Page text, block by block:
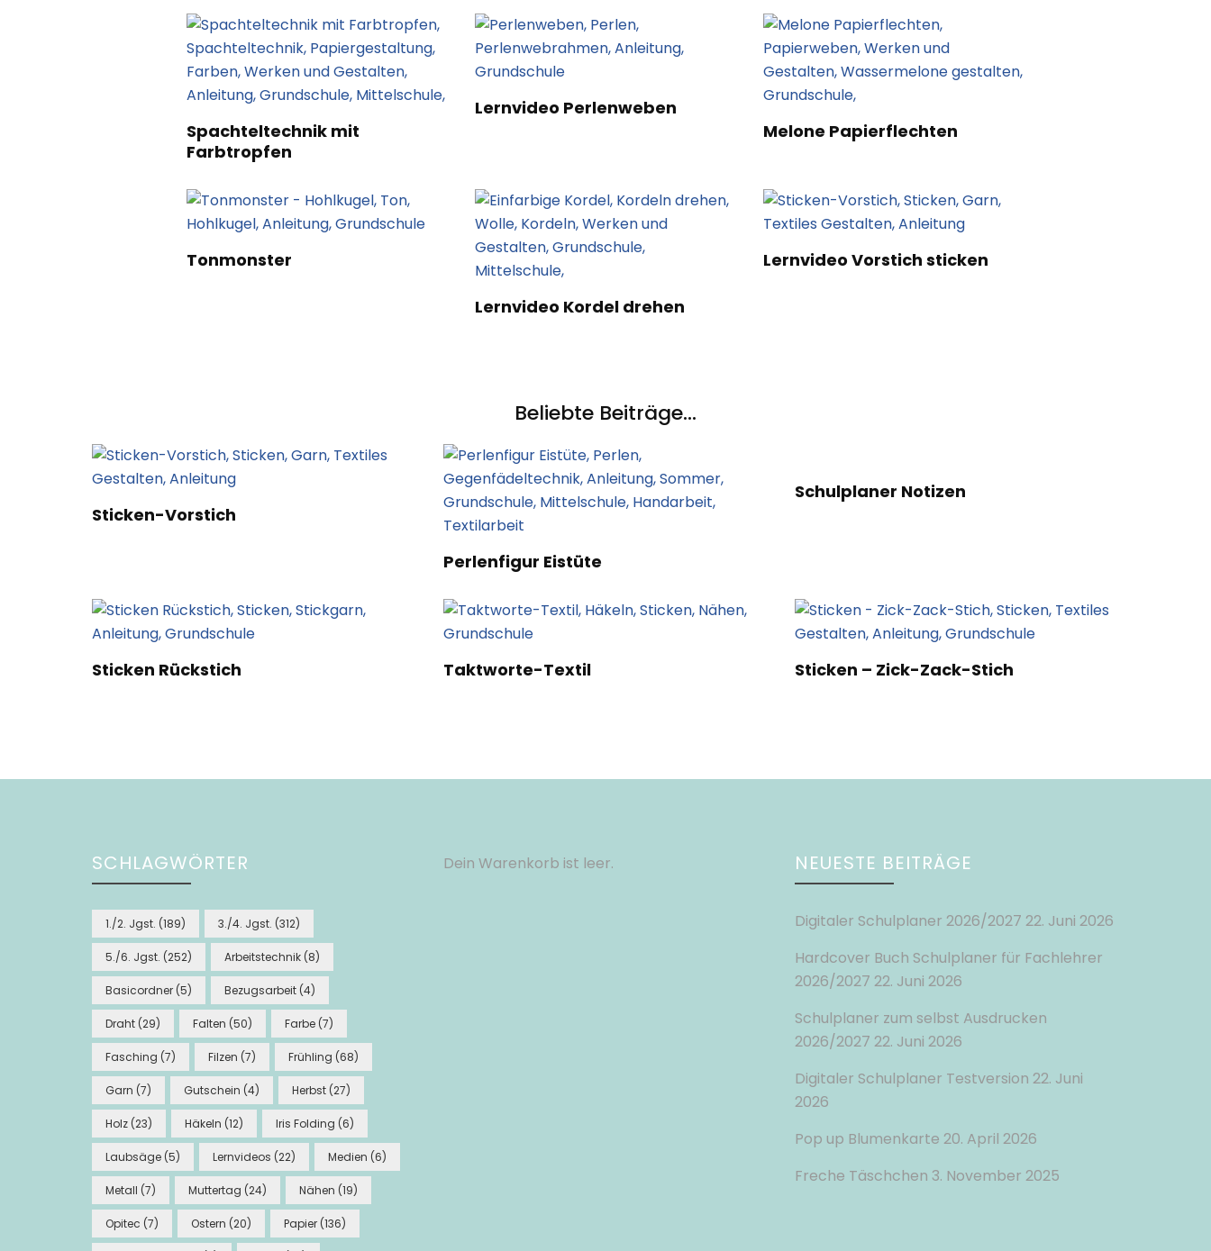
Spachteltechnik mit
Farbtropfen
Lernvideo Perlenweben
Melone Papierflechten
Tonmonster
Lernvideo Kordel drehen
Lernvideo Vorstich sticken
Beliebte Beiträge...
Sticken-Vorstich
Perlenfigur Eistüte
Schulplaner Notizen
Sticken Rückstich Taktworte-Textil Sticken – Zick-Zack-Stich
SCHLAGWÖRTER
1./2. Jgst. (189) 3./4. Jgst. (312)
5./6. Jgst. (252) Arbeitstechnik (8)
Basicordner (5) Bezugsarbeit (4)
Draht (29) Falten (50) Farbe (7)
Fasching (7) Filzen (7) Frühling (68)
Garn (7) Gutschein (4) Herbst (27)
Holz (23) Häkeln (12) Iris Folding (6)
Laubsäge (5) Lernvideos (22) Medien (6)
Metall (7) Muttertag (24) Nähen (19)
Opitec (7) Ostern (20) Papier (136)
Dein Warenkorb ist leer. NEUESTE BEITRÄGE
Digitaler Schulplaner 2026/2027 22. Juni 2026
Hardcover Buch Schulplaner für Fachlehrer
2026/2027 22. Juni 2026
Schulplaner zum selbst Ausdrucken
2026/2027 22. Juni 2026
Digitaler Schulplaner Testversion 22. Juni
2026
Pop up Blumenkarte 20. April 2026
Freche Täschchen 3. November 2025